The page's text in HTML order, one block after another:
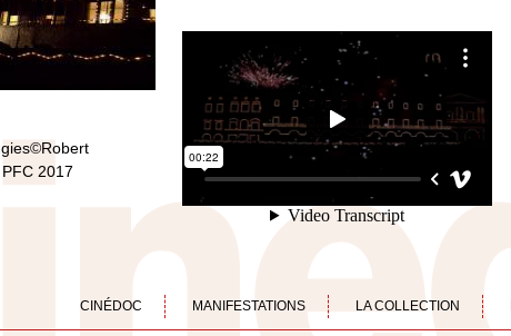
2017
CINÉDOC MANIFESTATIONS LA COLLECTION